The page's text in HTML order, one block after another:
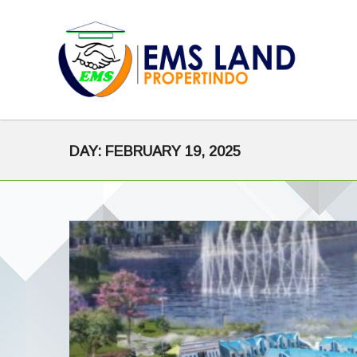
DAY: FEBRUARY 19, 2025